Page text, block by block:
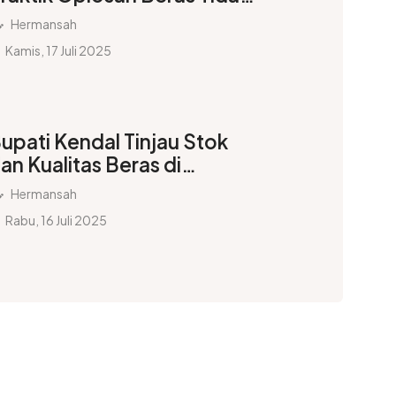
Langgar Aturan,
Nilai Agama
Hermansah
Kamis, 17 Juli 2025
Kendal Tinjau Stok
Kualitas Beras di
Bulog Semarang
Hermansah
Rabu, 16 Juli 2025